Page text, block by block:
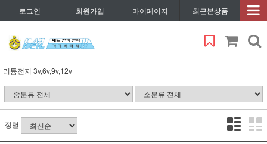
로그인 회원가입 마이페이지 최근본상품
리튬전지 3v,6v,9v,12v
정렬